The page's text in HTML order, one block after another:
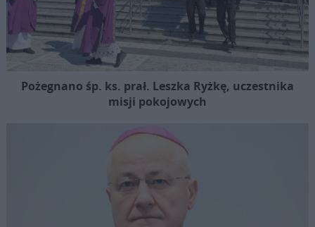
Pożegnano śp. ks. prał. Leszka Ryżkę, uczestnika
misji pokojowych